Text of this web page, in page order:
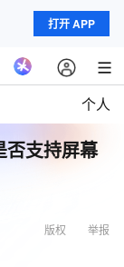
打开 APP
个人
否支持屏幕
举报
版权